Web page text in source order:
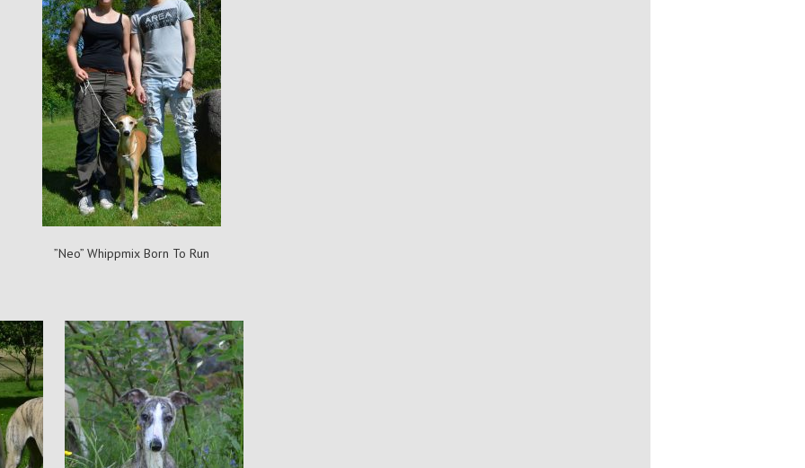
”Neo” Whippmix Born To Run